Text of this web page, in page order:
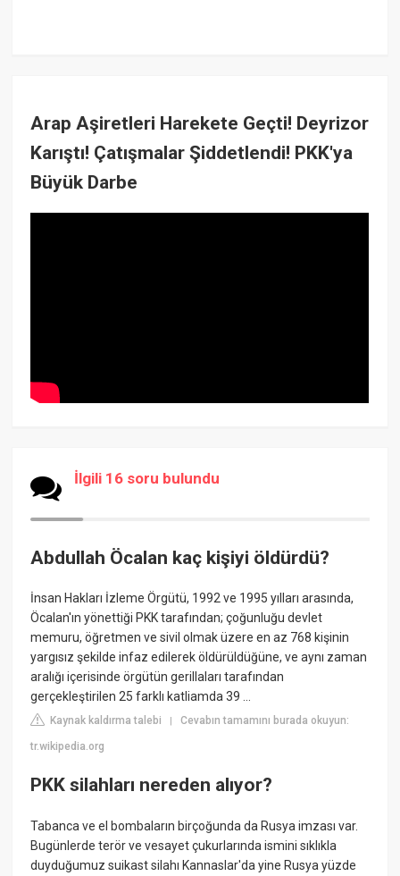
Arap Aşiretleri Harekete Geçti! Deyrizor
Karıştı! Çatışmalar Şiddetlendi! PKK'ya
Büyük Darbe
İlgili 16 soru bulundu
Abdullah Öcalan kaç kişiyi öldürdü?
İnsan Hakları İzleme Örgütü, 1992 ve 1995 yılları arasında,
Öcalan'ın yönettiği PKK tarafından; çoğunluğu devlet
memuru, öğretmen ve sivil olmak üzere en az 768 kişinin
yargısız şekilde infaz edilerek öldürüldüğüne, ve aynı zaman
aralığı içerisinde örgütün gerillaları tarafından
gerçekleştirilen 25 farklı katliamda 39 ...
Kaynak kaldırma talebi |Cevabın tamamını burada okuyun:
tr.wikipedia.org
PKK silahları nereden alıyor?
Tabanca ve el bombaların birçoğunda da Rusya imzası var.
Bugünlerde terör ve vesayet çukurlarında ismini sıklıkla
duyduğumuz suikast silahı Kannaslar'da yine Rusya yüzde